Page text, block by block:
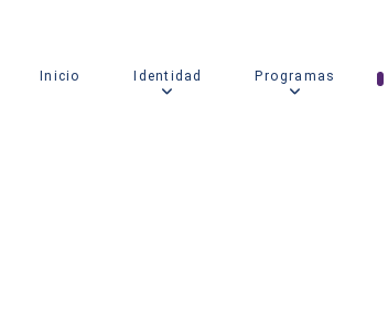
Inicio Identidad Programas